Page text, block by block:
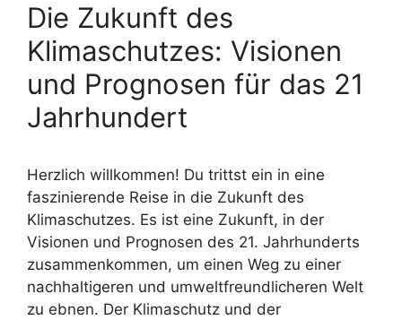
Die Zukunft des
Klimaschutzes: Visionen
und Prognosen für das 21
Jahrhundert
Herzlich willkommen! Du trittst ein in eine
faszinierende Reise in die Zukunft des
Klimaschutzes. Es ist eine Zukunft, in der
Visionen und Prognosen des 21. Jahrhunderts
zusammenkommen, um einen Weg zu einer
nachhaltigeren und umweltfreundlicheren Welt
zu ebnen. Der Klimaschutz und der